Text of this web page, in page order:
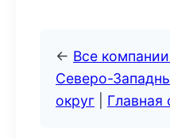
← Все
Северо-
округ
Главная